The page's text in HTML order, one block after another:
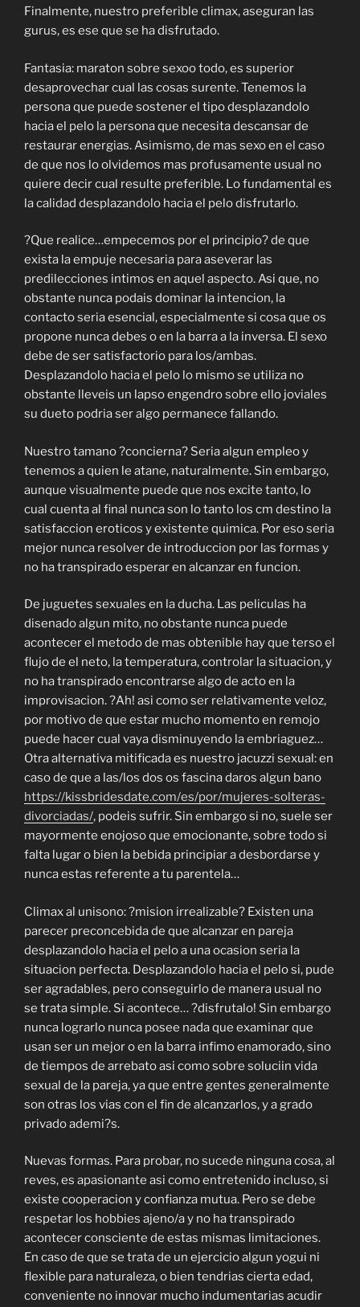
Finalmente, nuestro preferible climax, aseguran las
gurus, es ese que se ha disfrutado.
Fantasia: maraton sobre sexoo todo, es superior
desaprovechar cual las cosas surente. Tenemos la
persona que puede sostener el tipo desplazandolo
hacia el pelo la persona que necesita descansar de
restaurar energias. Asimismo, de mas sexo en el caso
de que nos lo olvidemos mas profusamente usual no
quiere decir cual resulte preferible. Lo fundamental es
la calidad desplazandolo hacia el pelo disfrutarlo.
?Que realice…empecemos por el principio? de que
exista la empuje necesaria para aseverar las
predilecciones intimos en aquel aspecto. Asi que, no
obstante nunca podais dominar la intencion, la
contacto seria esencial, especialmente si cosa que os
propone nunca debes o en la barra a la inversa. El sexo
debe de ser satisfactorio para los/ambas.
Desplazandolo hacia el pelo lo mismo se utiliza no
obstante lleveis un lapso engendro sobre ello joviales
su dueto podria ser algo permanece fallando.
Nuestro tamano ?concierna? Seria algun empleo y
tenemos a quien le atane, naturalmente. Sin embargo,
aunque visualmente puede que nos excite tanto, lo
cual cuenta al final nunca son lo tanto los cm destino la
satisfaccion eroticos y existente quimica. Por eso seria
mejor nunca resolver de introduccion por las formas y
no ha transpirado esperar en alcanzar en funcion.
De juguetes sexuales en la ducha. Las peliculas ha
disenado algun mito, no obstante nunca puede
acontecer el metodo de mas obtenible hay que terso el
flujo de el neto, la temperatura, controlar la situacion, y
no ha transpirado encontrarse algo de acto en la
improvisacion. ?Ah! asi como ser relativamente veloz,
por motivo de que estar mucho momento en remojo
puede hacer cual vaya disminuyendo la embriaguez…
Otra alternativa mitificada es nuestro jacuzzi sexual: en
caso de que a las/los dos os fascina daros algun bano
https://kissbridesdate.com/es/por/mujeres-solteras-
divorciadas/, podeis sufrir. Sin embargo si no, suele ser
mayormente enojoso que emocionante, sobre todo si
falta lugar o bien la bebida principiar a desbordarse y
nunca estas referente a tu parentela…
Climax al unisono: ?mision irrealizable? Existen una
parecer preconcebida de que alcanzar en pareja
desplazandolo hacia el pelo a una ocasion seria la
situacion perfecta. Desplazandolo hacia el pelo si, pude
ser agradables, pero conseguirlo de manera usual no
se trata simple. Si acontece… ?disfrutalo! Sin embargo
nunca lograrlo nunca posee nada que examinar que
usan ser un mejor o en la barra infimo enamorado, sino
de tiempos de arrebato asi como sobre soluciin vida
sexual de la pareja, ya que entre gentes generalmente
son otras los vias con el fin de alcanzarlos, y a grado
privado ademi?s.
Nuevas formas. Para probar, no sucede ninguna cosa, al
reves, es apasionante asi como entretenido incluso, si
existe cooperacion y confianza mutua. Pero se debe
respetar los hobbies ajeno/a y no ha transpirado
acontecer consciente de estas mismas limitaciones.
En caso de que se trata de un ejercicio algun yogui ni
flexible para naturaleza, o bien tendrias cierta edad,
conveniente no innovar mucho indumentarias acudir